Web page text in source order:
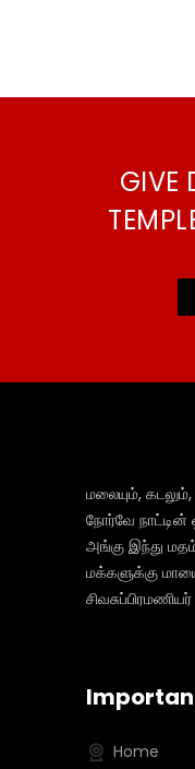
GIVE
மலையும்,
நோர்வே
அங்கு இந்து
மக்களுக்கு
Home